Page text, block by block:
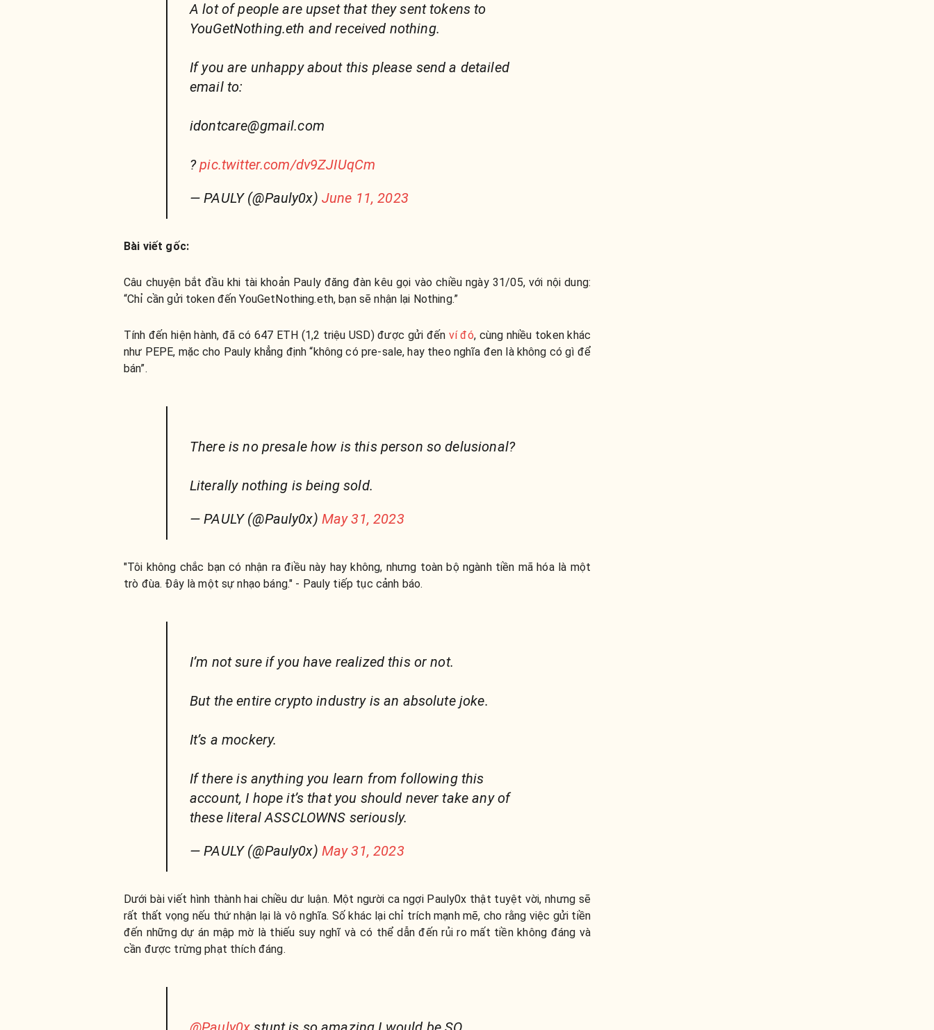
A lot of people are upset that they sent tokens to
YouGetNothing.eth and received nothing.
If you are unhappy about this please send a detailed
email to:
idontcare@gmail.com
?pic.twitter.com/dv9ZJIUqCm
— PAULY (@Pauly0x) June 11, 2023
Bài viết gốc:
Câu chuyện bắt đầu khi tài khoản Pauly đăng đàn kêu gọi vào chiều ngày 31/05, với nội dung:
“Chỉ cần gửi token đến YouGetNothing.eth, bạn sẽ nhận lại Nothing.”
Tính đến hiện hành, đã có 647 ETH (1,2 triệu USD) được gửi đến ví đó, cùng nhiều token khác
như PEPE, mặc cho Pauly khẳng định “không có pre-sale, hay theo nghĩa đen là không có gì để
bán”.
There is no presale how is this person so delusional?
Literally nothing is being sold.
— PAULY (@Pauly0x) May 31, 2023
"Tôi không chắc bạn có nhận ra điều này hay không, nhưng toàn bộ ngành tiền mã hóa là một
trò đùa. Đây là một sự nhạo báng." - Pauly tiếp tục cảnh báo.
I’m not sure if you have realized this or not.
But the entire crypto industry is an absolute joke.
It’s a mockery.
If there is anything you learn from following this
account, I hope it’s that you should never take any of
these literal ASSCLOWNS seriously.
— PAULY (@Pauly0x) May 31, 2023
Dưới bài viết hình thành hai chiều dư luận. Một người ca ngợi Pauly0x thật tuyệt vời, nhưng sẽ
rất thất vọng nếu thứ nhận lại là vô nghĩa. Số khác lại chỉ trích mạnh mẽ, cho rằng việc gửi tiền
đến những dự án mập mờ là thiếu suy nghĩ và có thể dẫn đến rủi ro mất tiền không đáng và
cần được trừng phạt thích đáng.